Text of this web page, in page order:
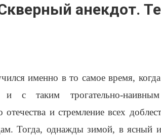
анекдот.
именно в то самое время,
с таким трогательно-
и стремление всех
Тогда, однажды зимой, в ясный